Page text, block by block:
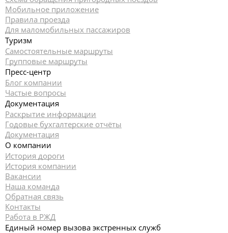
Мобильное приложение
Правила проезда
Для маломобильных пассажиров
Туризм
Самостоятельные маршруты
Групповые маршруты
Пресс-центр
Блог компании
Частые вопросы
Документация
Раскрытие информации
Годовые бухгалтерские отчёты
Документация
О компании
История дороги
История компании
Вакансии
Наша команда
Обратная связь
Контакты
Работа в РЖД
Единый номер вызова экстренных служб